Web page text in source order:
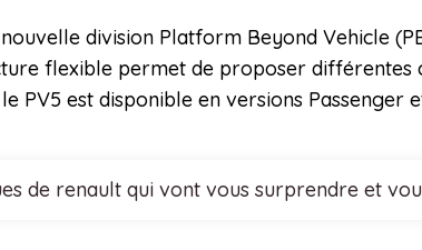
division Platform Beyond Vehicle
flexible permet de proposer différentes
PV5 est disponible en versions Passenger
de renault qui vont vous surprendre et